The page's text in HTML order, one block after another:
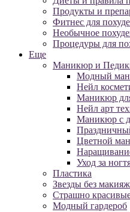
Продукты и
Фитнес для
Необычное
Процедуры для
Еще
Маникюр и
Модный
Нейл
Маникюр
Нейл арт
Маникюр с
Цветной
Уход за
Пластика
Звезды без
Страшно
Модный гардероб